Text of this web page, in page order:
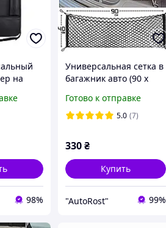
на
в
98%
Универсальная сетка в
багажник авто (90 x
сетка-карман с
крючками для крепежа
Готово к отправке
5.0 (7)
330 ₴
Купить
"AutoRost" 99%